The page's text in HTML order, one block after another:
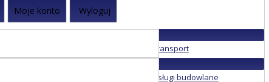
Moje konto Wyloguj
Transport
Usługi budowlane